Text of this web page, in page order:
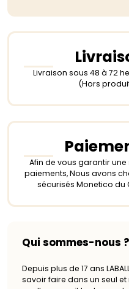
Livraison sous 48 à 72
(Hors
Afin de vous garantir
paiements, Nous avons
sécurisés Monetico du
Qui sommes-nous ?
Depuis plus de 17 ans
savoir faire dans un seul